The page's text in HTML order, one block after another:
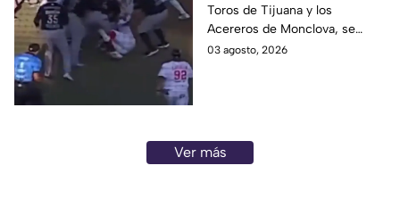
Toros y Acereros
Toros de Tijuana y los
Acereros de Monclova, se
registró una brutal riña
03 agosto, 2026
Ver más